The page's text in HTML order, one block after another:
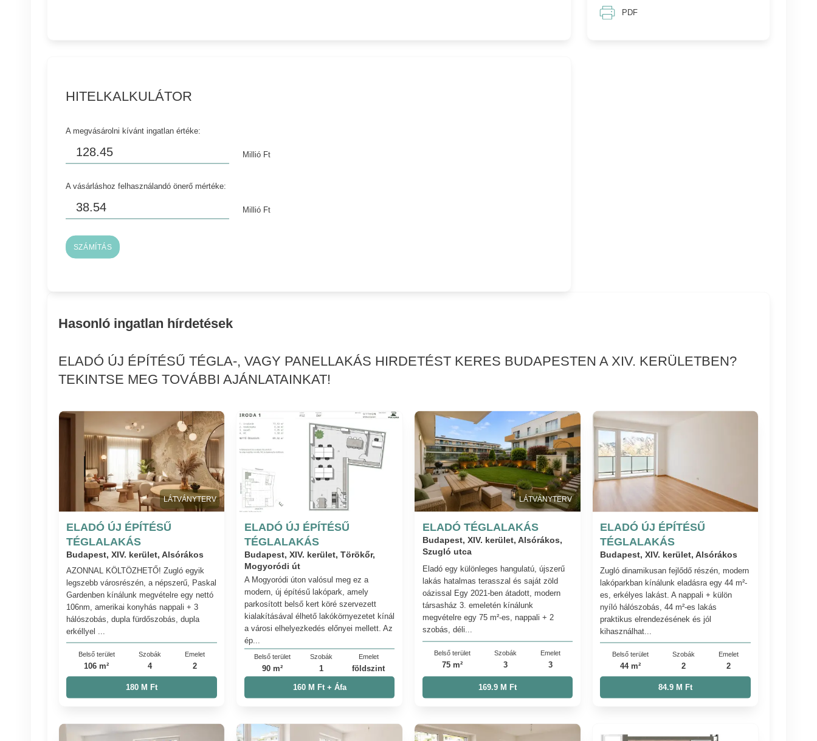
PDF
HITELKALKULÁTOR
A megvásárolni kívánt ingatlan értéke:
Millió Ft
A vásárláshoz felhasználandó önerő mértéke:
Millió Ft
SZÁMÍTÁS
Hasonló ingatlan hírdetések
ELADÓ ÚJ ÉPÍTÉSŰ TÉGLA-, VAGY PANELLAKÁS HIRDETÉST KERES BUDAPESTEN A XIV. KERÜLETBEN?
TEKINTSE MEG TOVÁBBI AJÁNLATAINKAT!
LÁTVÁNYTERV
ELADÓ ÚJ ÉPÍTÉSŰ
TÉGLALAKÁS
Budapest, XIV. kerület, Alsórákos
AZONNAL KÖLTÖZHETŐ! Zugló egyik
legszebb városrészén, a népszerű, Paskal
Gardenben kínálunk megvételre egy nettó
106nm, amerikai konyhás nappali + 3
hálószobás, dupla fürdőszobás, dupla
erkéllyel ...
Belső terület
106 m²
Szobák
4
Emelet
2
180 M Ft
ELADÓ ÚJ ÉPÍTÉSŰ
TÉGLALAKÁS
Budapest, XIV. kerület, Törökőr,
Mogyoródi út
A Mogyoródi úton valósul meg ez a
modern, új építésű lakópark, amely
parkosított belső kert köré szervezett
kialakításával élhető lakókörnyezetet kínál
a városi elhelyezkedés előnyei mellett. Az
ép...
Belső terület
90 m²
Szobák
1
Emelet
földszint
160 M Ft + Áfa
LÁTVÁNYTERV
ELADÓ TÉGLALAKÁS
Budapest, XIV. kerület, Alsórákos,
Szugló utca
Eladó egy különleges hangulatú, újszerű
lakás hatalmas terasszal és saját zöld
oázissal Egy 2021-ben átadott, modern
társasház 3. emeletén kínálunk
megvételre egy 75 m²-es, nappali + 2
szobás, déli...
Belső terület
75 m²
Szobák
3
Emelet
3
169.9 M Ft
ELADÓ ÚJ ÉPÍTÉSŰ
TÉGLALAKÁS
Budapest, XIV. kerület, Alsórákos
Zugló dinamikusan fejlődő részén, modern
lakóparkban kínálunk eladásra egy 44 m²-
es, erkélyes lakást. A nappali + külön
nyíló hálószobás, 44 m²-es lakás
praktikus elrendezésének és jól
kihasználhat...
Belső terület
44 m²
Szobák
2
Emelet
2
84.9 M Ft